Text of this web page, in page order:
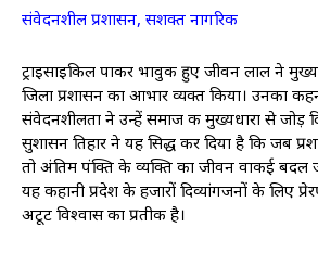
​संवेदनशील प्रशासन, सशक्त नागरिक
ट्राइसाइकिल पाकर भावुक हुए जीवन लाल ने
जिला प्रशासन का आभार व्यक्त किया। उनका
संवेदनशीलता ने उन्हें समाज की मुख्यधारा से जोड़
सुशासन तिहार ने यह सिद्ध कर दिया है कि जब
तो अंतिम पंक्ति के व्यक्ति का जीवन वाकई बदल
यह कहानी प्रदेश के हजारों दिव्यांगजनों के लिए
अटूट विश्वास का प्रतीक है।